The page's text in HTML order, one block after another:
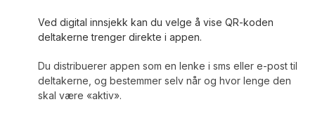
Ved digital innsjekk kan du velge å vise QR-koden
deltakerne trenger direkte i appen.
Du distribuerer appen som en lenke i sms eller e-post til
deltakerne, og bestemmer selv når og hvor lenge den
skal være «aktiv».